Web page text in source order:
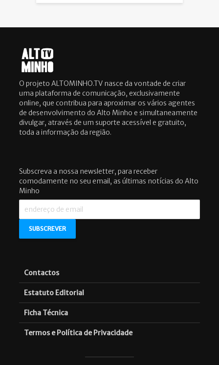
O projeto ALTOMINHO.TV nasce da vontade de criar
uma plataforma de comunicação, exclusivamente
online, que contribua para aproximar os vários agentes
de desenvolvimento do Alto Minho e simultaneamente
divulgar, através de um suporte acessível e gratuito,
toda a informação da região.
Subscreva a nossa newsletter, para receber
comodamente no seu email, as últimas notícias do Alto
Minho
Contactos
Estatuto Editorial
Ficha Técnica
Termos e Política de Privacidade